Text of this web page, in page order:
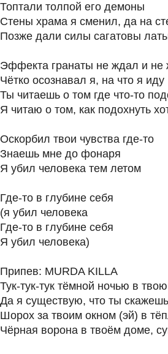
Топтали толпой его демоны
Стены храма я сменил, да на
Позже дали силы сагатовы
Эффекта гранаты не ждал и не
Чётко осознавал я, на что я иду
Ты читаешь о том где что-то
Я читаю о том, как подохнуть
Оскорбил твои чувства где-то
Знаешь мне до фонаря
Я убил человека тем летом
Где-то в глубине себя
(я убил человека
Где-то в глубине себя
Я убил человека)
Припев: MURDA KILLA
Тук-тук-тук тёмной ночью в
Да я существую, что ты
Шорох за твоим окном (эй) в
Чёрная ворона в твоём доме,